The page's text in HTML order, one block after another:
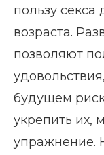
пользу
возраста.
позволяют
будущем
укрепить их,
упражнение.